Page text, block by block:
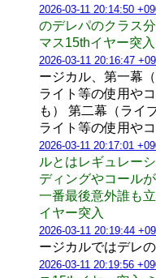
2026-03-11 20:14:50
のデレパのクラス
マス15thイヤー突入
2026-03-11 20:16:47
ージカル、第一幕
ライト等の使用や
も） 第二幕（ライ
ライト等の使用や
2026-03-11 20:17:01
ルとはレギュレー
ディングやコール
一番最後意外誰も
イヤー突入
2026-03-11 20:19:44
ージカルではデレ
2026-03-11 20:19:56